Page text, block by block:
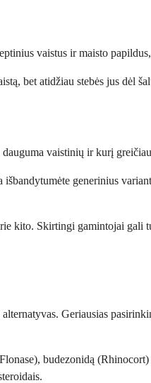
vaistus ir maisto
bet atidžiau stebės jus dėl
vaistinių ir kurį
generinius
kito. Skirtingi gamintojai gali
Geriausias
budezonidą